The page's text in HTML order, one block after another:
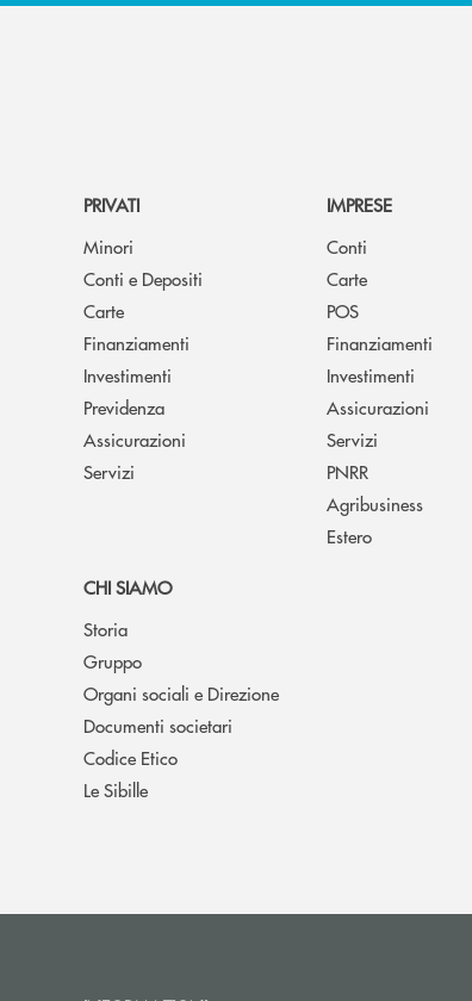
PRIVATI
Minori
Conti e Depositi
Carte
Finanziamenti
Investimenti
Previdenza
Assicurazioni
Servizi
IMPRESE
Conti
Carte
POS
Finanziamenti
Investimenti
Assicurazioni
Servizi
PNRR
Agribusiness
Estero
CHI SIAMO
Storia
Gruppo
Organi sociali e Direzione
Documenti societari
Codice Etico
Le Sibille